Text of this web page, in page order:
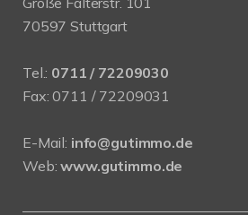
70597 Stuttgart
Tel.: 0711 / 72209030
Fax: 0711 / 72209031
E-Mail: info@gutimmo.de
Web:www.gutimmo.de